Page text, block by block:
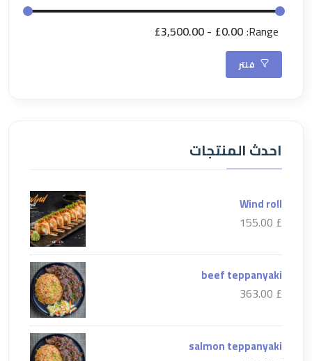
Range:
£0.00
£3,500.00
فلتر
احدث المنتجات
Wind roll
£ 155.00
beef teppanyaki
£ 363.00
salmon teppanyaki